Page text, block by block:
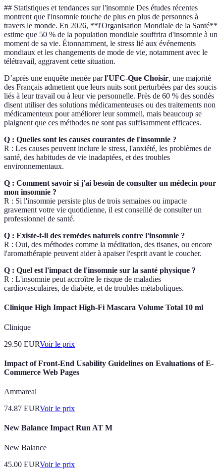
## Statistiques et tendances sur l'insomnie Des études récentes
montrent que l'insomnie touche de plus en plus de personnes à
travers le monde. En 2026, **l'Organisation Mondiale de la Santé**
estime que 50 % de la population mondiale souffrira d'insomnie à un
moment de sa vie. Étonnamment, le stress lié aux événements
mondiaux et les changements de mode de vie, notamment avec le
télétravail, aggravent cette situation.
D’après une enquête menée parl'UFC-Que Choisir, une majorité
des Français admettent que leurs nuits sont perturbées par des soucis
liés à leur travail ou à leur vie personnelle. Près de 60 % des sondés
disent utiliser des solutions médicamenteuses ou des traitements non
médicamenteux pour améliorer leur sommeil, mais beaucoup se
plaignent que ces méthodes ne sont pas suffisamment efficaces.
Q : Quelles sont les causes courantes de l'insomnie ?
R : Les causes peuvent inclure le stress, l'anxiété, les problèmes de
santé, des habitudes de vie inadaptées, et des troubles
environnementaux.
Q : Comment savoir si j'ai besoin de consulter un médecin pour
mon insomnie ?
R : Si l'insomnie persiste plus de trois semaines ou impacte
gravement votre vie quotidienne, il est conseillé de consulter un
professionnel de santé.
Q : Existe-t-il des remèdes naturels contre l'insomnie ?
R : Oui, des méthodes comme la méditation, des tisanes, ou encore
l'aromathérapie peuvent aider à apaiser l'esprit avant le coucher.
Q : Quel est l'impact de l'insomnie sur la santé physique ?
R : L'insomnie peut accroître le risque de maladies
cardiovasculaires, de diabète, et de troubles métaboliques.
Clinique High Impact High-Fi Mascara Volume Total 10 ml
Clinique
29.50 EURVoir le prix
Impact of Front-End Usability Guidelines on Evaluations of E-
Commerce Web Pages
Ammareal
74.87 EURVoir le prix
New Balance Impact Run AT M
New Balance
45.00 EURVoir le prix